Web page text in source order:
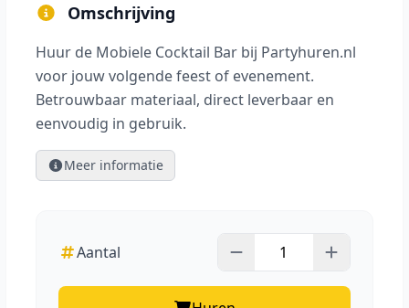
Omschrijving
Huur de Mobiele Cocktail Bar bij Partyhuren.nl
voor jouw volgende feest of evenement.
Betrouwbaar materiaal, direct leverbaar en
eenvoudig in gebruik.
Meer informatie
Aantal